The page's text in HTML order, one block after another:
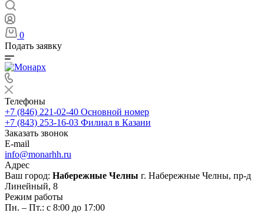
0
Подать заявку
Телефоны
+7 (846) 221-02-40 Основной номер
+7 (843) 253-16-03 Филиал в Казани
Заказать звонок
E-mail
info@monarhh.ru
Адрес
Ваш город: Набережные Челны г. Набережные Челны, пр-д
Линейный, 8
Режим работы
Пн. – Пт.: с 8:00 до 17:00